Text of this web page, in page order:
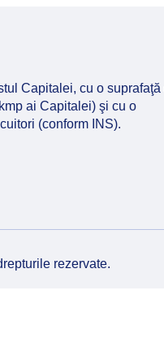
Capitalei, cu o suprafaţă
ai Capitalei) şi cu o
(conform INS).
rezervate.